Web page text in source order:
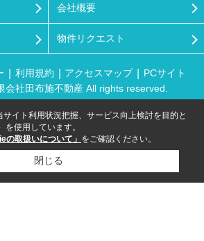
会社概要
物件リクエスト
利用規約 アクセスマップ
PCサイト
会社田布施不動産 All rights reserved.
イト利用状況把握、サービス向上検討を目的と
使用しています。
の取扱いについて」 をご確認ください。
閉じる